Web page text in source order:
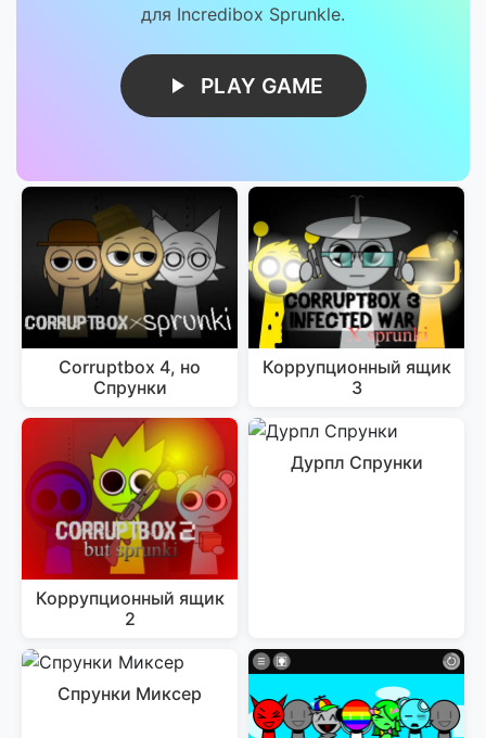
для Incredibox Sprunkle.
PLAY GAME
Corruptbox 4, но
Спрунки
Коррупционный ящик
3
Коррупционный ящик
2
Дурпл Спрунки
Спрунки Миксер